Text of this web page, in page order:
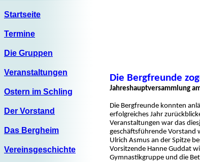
Startseite
Termine
Die Gruppen
Veranstaltungen
Ostern im Schling
Der Vorstand
Das Bergheim
Vereinsgeschichte
Die Bergfreunde
Jahreshauptversammlung
Die Bergfreunde konnten
erfolgreiches Jahr
Veranstaltungen war das
geschäftsführende Vorstand
Ulrich Asmus an der Spitze
Vorsitzende Hanne Guddat
Gymnastikgruppe und die